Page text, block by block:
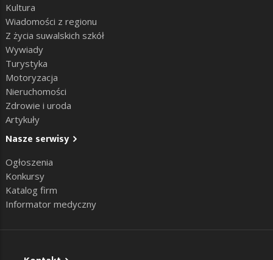
Kultura
Wiadomości z regionu
Z życia suwalskich szkół
Wywiady
Turystyka
Motoryzacja
Nieruchomości
Zdrowie i uroda
Artykuły
Nasze serwisy
Ogłoszenia
Konkursy
Katalog firm
Informator medyczny